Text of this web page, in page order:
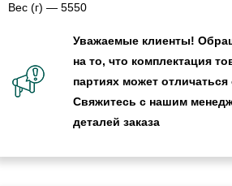
Вес (г) — 5550
Уважаемые клиенты!
на то, что комплектация
партиях может
Свяжитесь с нашим
деталей заказа